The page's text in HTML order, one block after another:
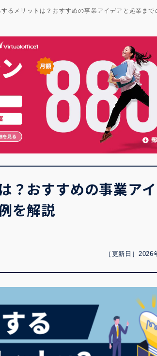
るメリットは？おすすめの事業アイデアと起業まで
？おすすめの事業ア
を解説
［更新日］2026